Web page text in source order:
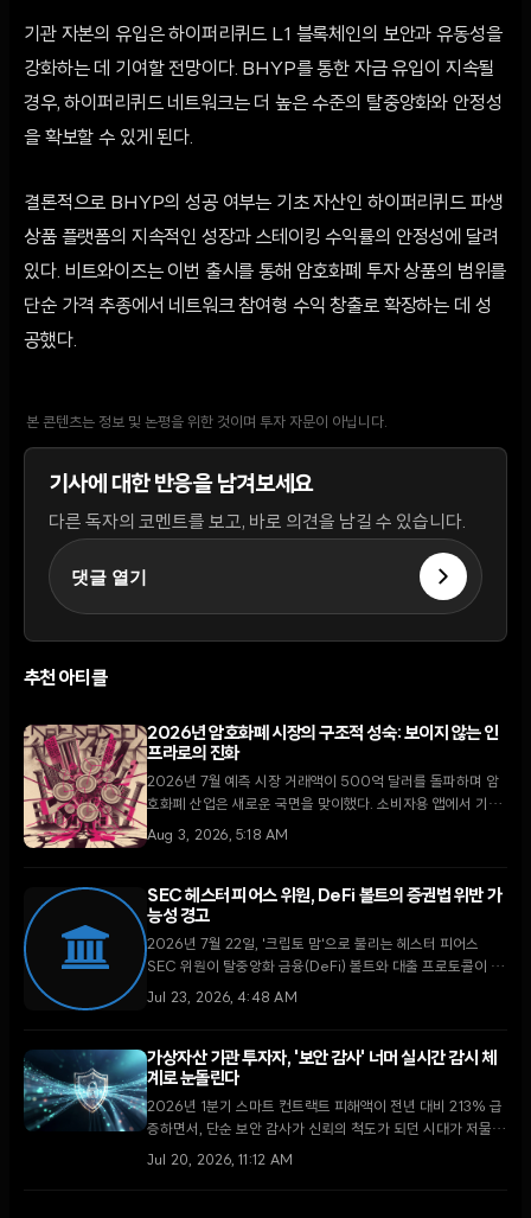
기관 자본의 유입은 하이퍼리퀴드 L1 블록체인의 보안과 유동성을
강화하는 데 기여할 전망이다. BHYP를 통한 자금 유입이 지속될
경우, 하이퍼리퀴드 네트워크는 더 높은 수준의 탈중앙화와 안정성
을 확보할 수 있게 된다.
결론적으로 BHYP의 성공 여부는 기초 자산인 하이퍼리퀴드 파생
상품 플랫폼의 지속적인 성장과 스테이킹 수익률의 안정성에 달려
있다. 비트와이즈는 이번 출시를 통해 암호화폐 투자 상품의 범위를
단순 가격 추종에서 네트워크 참여형 수익 창출로 확장하는 데 성
공했다.
본 콘텐츠는 정보 및 논평을 위한 것이며 투자 자문이 아닙니다.
기사에 대한 반응을 남겨보세요
다른 독자의 코멘트를 보고, 바로 의견을 남길 수 있습니다.
댓글 열기
추천 아티클
2026년 암호화폐 시장의 구조적 성숙: 보이지 않는 인
프라로의 진화
2026년 7월 예측 시장 거래액이 500억 달러를 돌파하며 암
호화폐 산업은 새로운 국면을 맞이했다. 소비자용 앱에서 기업
용 백엔드로 전환되는 DeFi와 복잡성이 제거된 결제 시스템은
Aug 3, 2026, 5:18 AM
SEC 헤스터 피어스 위원, DeFi 볼트의 증권법 위반 가
능성 경고
2026년 7월 22일, '크립토 맘'으로 불리는 헤스터 피어스
SEC 위원이 탈중앙화 금융(DeFi) 볼트와 대출 프로토콜이 기
존 투자 펀드 및 자문사 규정에 해당할 수 있다고 경고하며 업
Jul 23, 2026, 4:48 AM
가상자산 기관 투자자, '보안 감사' 너머 실시간 감시 체
계로 눈돌린다
2026년 1분기 스마트 컨트랙트 피해액이 전년 대비 213% 급
증하면서, 단순 보안 감사가 신뢰의 척도가 되던 시대가 저물고
있다. 기관 투자자들은 이제 정적인 PDF 보고서 대신 실시간
Jul 20, 2026, 11:12 AM